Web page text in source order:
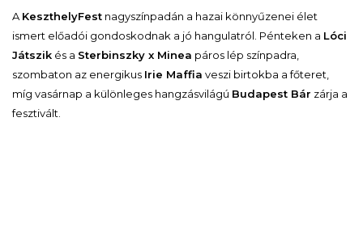
A KeszthelyFest nagyszínpadán a hazai könnyűzenei élet
ismert előadói gondoskodnak a jó hangulatról. Pénteken a Lóci
Játszik és a Sterbinszky x Minea páros lép színpadra,
szombaton az energikus Irie Maffia veszi birtokba a főteret,
míg vasárnap a különleges hangzásvilágú Budapest Bár zárja a
fesztivált.